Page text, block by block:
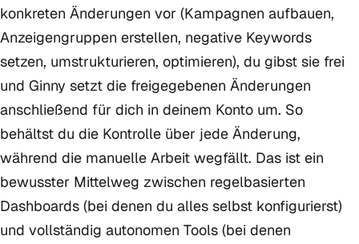
konkreten Änderungen vor (Kampagnen aufbauen,
Anzeigengruppen erstellen, negative Keywords
setzen, umstrukturieren, optimieren), du gibst sie frei
und Ginny setzt die freigegebenen Änderungen
anschließend für dich in deinem Konto um. So
behältst du die Kontrolle über jede Änderung,
während die manuelle Arbeit wegfällt. Das ist ein
bewusster Mittelweg zwischen regelbasierten
Dashboards (bei denen du alles selbst konfigurierst)
und vollständig autonomen Tools (bei denen